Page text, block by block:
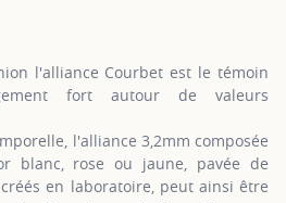
l'alliance Courbet est le témoin
fort autour de valeurs
l'alliance 3,2mm composée
blanc, rose ou jaune, pavée de
TOOLTIP
créés en laboratoire, peut ainsi être